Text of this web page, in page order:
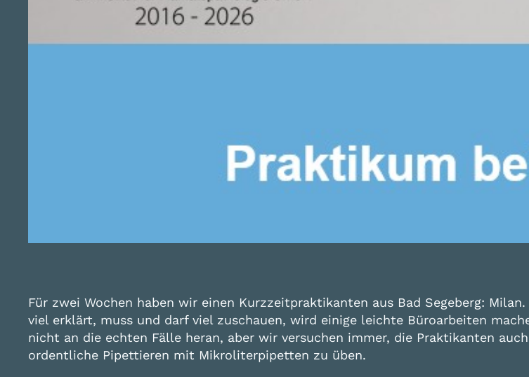
Für zwei Wochen haben wir einen Kurzzeitpraktikanten aus Bad Segeberg:
viel erklärt, muss und darf viel zuschauen, wird einige leichte Büroarbeiten
nicht an die echten Fälle heran, aber wir versuchen immer, die Praktikanten
ordentliche Pipettieren mit Mikroliterpipetten zu üben.